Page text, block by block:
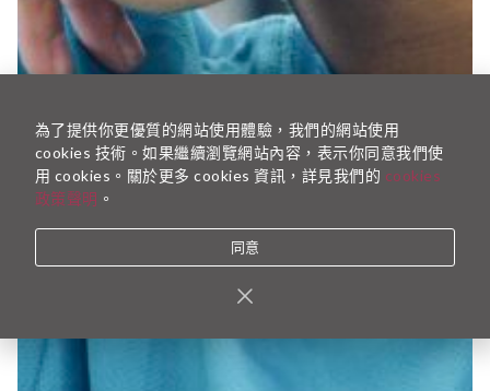
為了提供你更優質的網站使用體驗，我們的網站使用
cookies 技術。如果繼續瀏覽網站內容，表示你同意我們使
用 cookies。關於更多 cookies 資訊，詳見我們的 cookies
政策聲明 。
同意